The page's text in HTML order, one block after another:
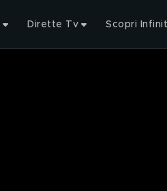
Dirette Tv Scopri